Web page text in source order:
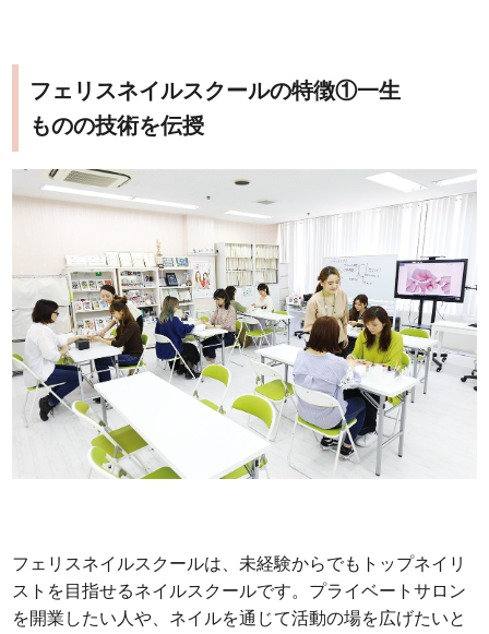
フェリスネイルスクールの特徴①一生
ものの技術を伝授
フェリスネイルスクールは、未経験からでもトップネイリ
ストを目指せるネイルスクールです。プライベートサロン
を開業したい人や、ネイルを通じて活動の場を広げたいと